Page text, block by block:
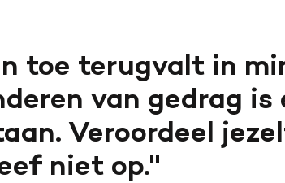
toe terugvalt in
van gedrag is
Veroordeel
niet op.